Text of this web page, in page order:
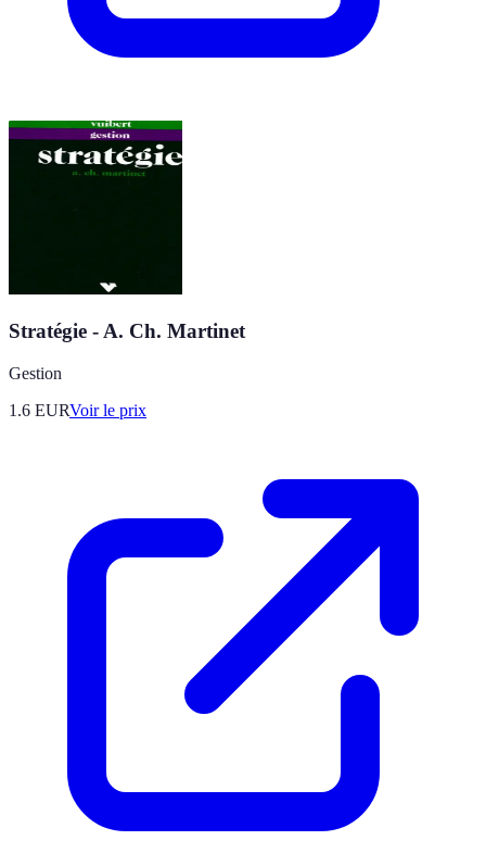
Stratégie - A. Ch. Martinet
Gestion
1.6 EURVoir le prix